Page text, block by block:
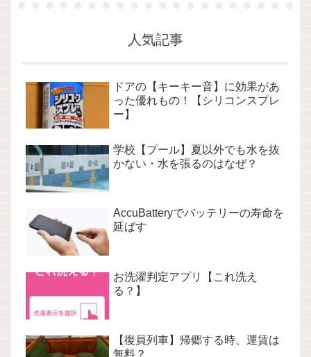
人気記事
ドアの【キーキー音】に効果があ
った優れもの！【シリコンスプレ
ー】
学校【プール】夏以外でも水を抜
かない・水を張るのはなぜ？
AccuBatteryでバッテリーの寿命を
延ばす
お洗濯判定アプリ【これ洗え
る？】
【復員列車】帰郷する時、運賃は
無料？